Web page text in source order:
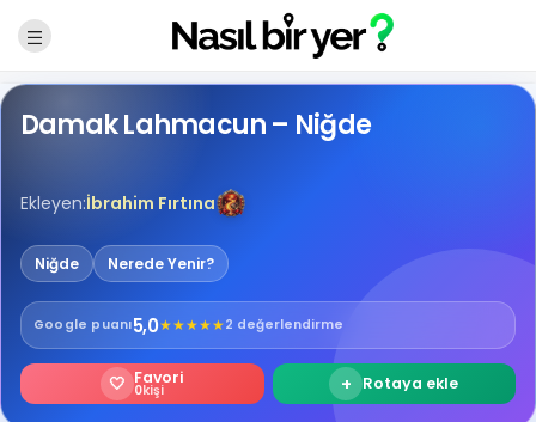
Damak Lahmacun – Niğde
Ekleyen:İbrahim Fırtına
Niğde Nerede Yenir?
Google puanı5,0★★★★★2 değerlendirme
🤍 Favori
0kişi + Rotaya ekle